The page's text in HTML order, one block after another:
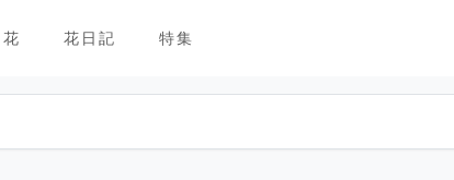
花 花日記 特集